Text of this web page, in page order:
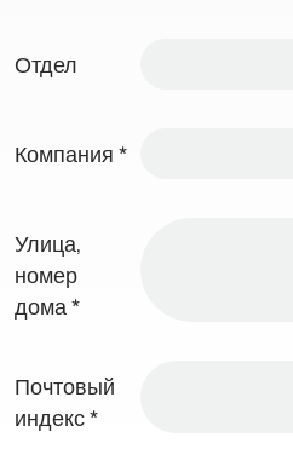
Отдел
Компания *
Улица,
номер
дома *
Почтовый
индекс*